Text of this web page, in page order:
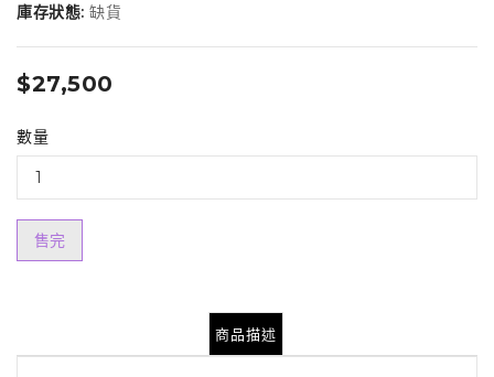
庫存狀態: 缺貨
$27,500
數量
售完
商品描述